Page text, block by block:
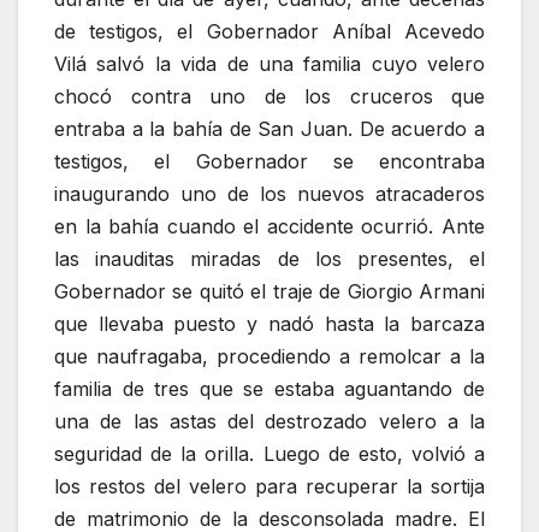
de testigos, el Gobernador Aníbal Acevedo
Vilá salvó la vida de una familia cuyo velero
chocó contra uno de los cruceros que
entraba a la bahía de San Juan. De acuerdo a
testigos, el Gobernador se encontraba
inaugurando uno de los nuevos atracaderos
en la bahía cuando el accidente ocurrió. Ante
las inauditas miradas de los presentes, el
Gobernador se quitó el traje de Giorgio Armani
que llevaba puesto y nadó hasta la barcaza
que naufragaba, procediendo a remolcar a la
familia de tres que se estaba aguantando de
una de las astas del destrozado velero a la
seguridad de la orilla. Luego de esto, volvió a
los restos del velero para recuperar la sortija
de matrimonio de la desconsolada madre. El